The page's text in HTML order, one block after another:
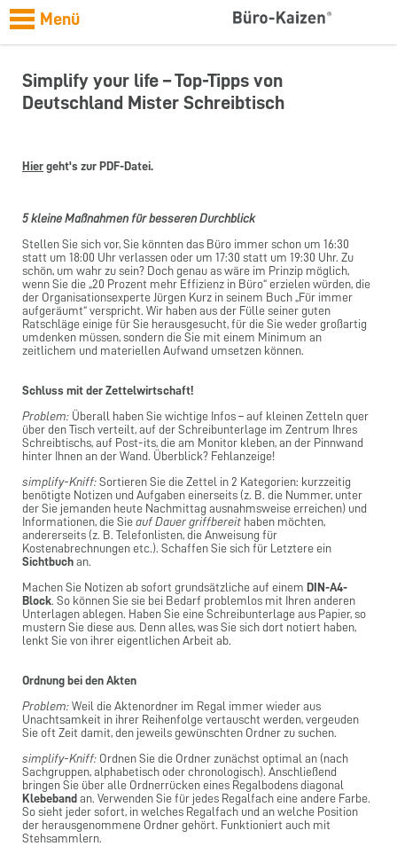
Menü
Simplify your life – Top-Tipps von
Deutschland Mister Schreibtisch
Hier geht's zur PDF-Datei.
5 kleine Maßnahmen für besseren Durchblick
Stellen Sie sich vor, Sie könnten das Büro immer schon um 16:30
statt um 18:00 Uhr verlassen oder um 17:30 statt um 19:30 Uhr. Zu
schön, um wahr zu sein? Doch genau as wäre im Prinzip möglich,
wenn Sie die „20 Prozent mehr Effizienz in Büro“ erzielen würden, die
der Organisationsexperte Jürgen Kurz in seinem Buch „Für immer
aufgeräumt“ verspricht. Wir haben aus der Fülle seiner guten
Ratschläge einige für Sie herausgesucht, für die Sie weder großartig
umdenken müssen, sondern die Sie mit einem Minimum an
zeitlichem und materiellen Aufwand umsetzen können.
Schluss mit der Zettelwirtschaft!
Problem: Überall haben Sie wichtige Infos – auf kleinen Zetteln quer
über den Tisch verteilt, auf der Schreibunterlage im Zentrum Ihres
Schreibtischs, auf Post-its, die am Monitor kleben, an der Pinnwand
hinter Ihnen an der Wand. Überblick? Fehlanzeige!
simplify-Kniff: Sortieren Sie die Zettel in 2 Kategorien: kurzzeitig
benötigte Notizen und Aufgaben einerseits (z. B. die Nummer, unter
der Sie jemanden heute Nachmittag ausnahmsweise erreichen) und
Informationen, die Sie auf Dauer griffbereit haben möchten,
andererseits (z. B. Telefonlisten, die Anweisung für
Kostenabrechnungen etc.). Schaffen Sie sich für Letztere ein
Sichtbuch an.
Machen Sie Notizen ab sofort grundsätzliche auf einem DIN-A4-
Block. So können Sie sie bei Bedarf problemlos mit Ihren anderen
Unterlagen ablegen. Haben Sie eine Schreibunterlage aus Papier, so
mustern Sie diese aus. Denn alles, was Sie sich dort notiert haben,
lenkt Sie von ihrer eigentlichen Arbeit ab.
Ordnung bei den Akten
Problem: Weil die Aktenordner im Regal immer wieder aus
Unachtsamkeit in ihrer Reihenfolge vertauscht werden, vergeuden
Sie oft Zeit damit, den jeweils gewünschten Ordner zu suchen.
simplify-Kniff: Ordnen Sie die Ordner zunächst optimal an (nach
Sachgruppen, alphabetisch oder chronologisch). Anschließend
bringen Sie über alle Ordnerrücken eines Regalbodens diagonal
Klebeband an. Verwenden Sie für jedes Regalfach eine andere Farbe.
So sieht jeder sofort, in welches Regalfach und an welche Position
der herausgenommene Ordner gehört. Funktioniert auch mit
Stehsammlern.